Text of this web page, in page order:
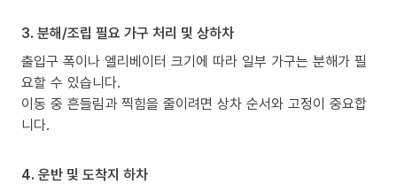
3. 분해/조립 필요 가구 처리 및 상하차
출입구 폭이나 엘리베이터 크기에 따라 일부 가구는 분해가 필
요할 수 있습니다.
이동 중 흔들림과 찍힘을 줄이려면 상차 순서와 고정이 중요합
니다.
4. 운반 및 도착지 하차